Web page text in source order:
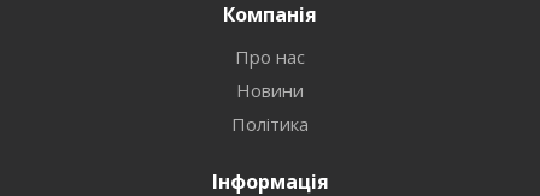
Компанія
Про нас
Новини
Політика
Інформація